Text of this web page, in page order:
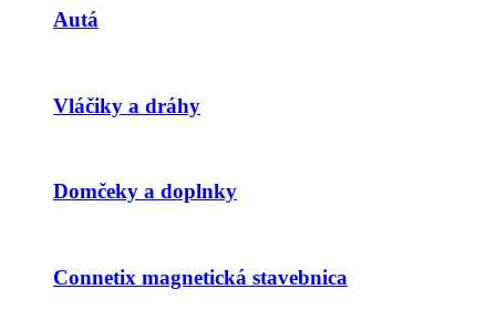
Autá
Vláčiky a dráhy
Domčeky a doplnky
Connetix magnetická stavebnica